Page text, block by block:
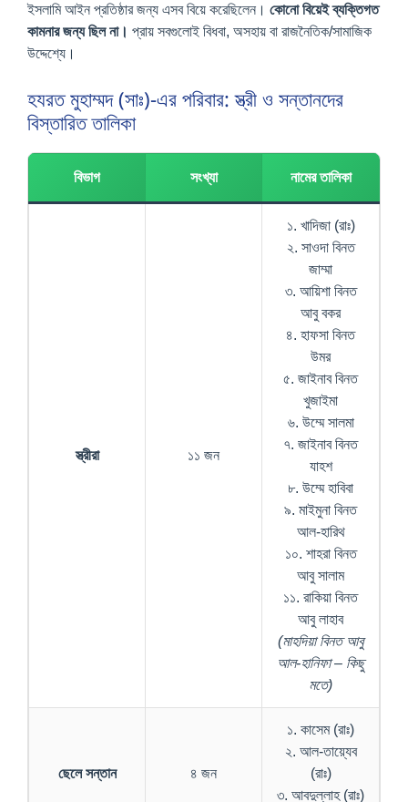
ইসলামি আইন প্রতিষ্ঠার জন্য এসব বিয়ে করেছিলেন। কোনো বিয়েই ব্যক্তিগত
কামনার জন্য ছিল না। প্রায় সবগুলোই বিধবা, অসহায় বা রাজনৈতিক/সামাজিক
উদ্দেশ্যে।
হযরত মুহাম্মদ (সাঃ)-এর পরিবার: স্ত্রী ও সন্তানদের
বিস্তারিত তালিকা
বিভাগ সংখ্যা নামের তালিকা
স্ত্রীরা ১১ জন
১. খাদিজা (রাঃ)
২. সাওদা বিনত
জাম্মা
৩. আয়িশা বিনত
আবু বকর
৪. হাফসা বিনত
উমর
৫. জাইনাব বিনত
খুজাইমা
৬. উম্মে সালমা
৭. জাইনাব বিনত
যাহশ
৮. উম্মে হাবিবা
৯. মাইমুনা বিনত
আল-হারিথ
১০. শাহরা বিনত
আবু সালাম
১১. রাকিয়া বিনত
আবু লাহাব
(মাহদিয়া বিনত আবু
আল-হানিফা – কিছু
মতে)
ছেলে সন্তান ৪ জন
১. কাসেম (রাঃ)
২. আল-তায়্যেব
(রাঃ)
৩. আবদুল্লাহ (রাঃ)